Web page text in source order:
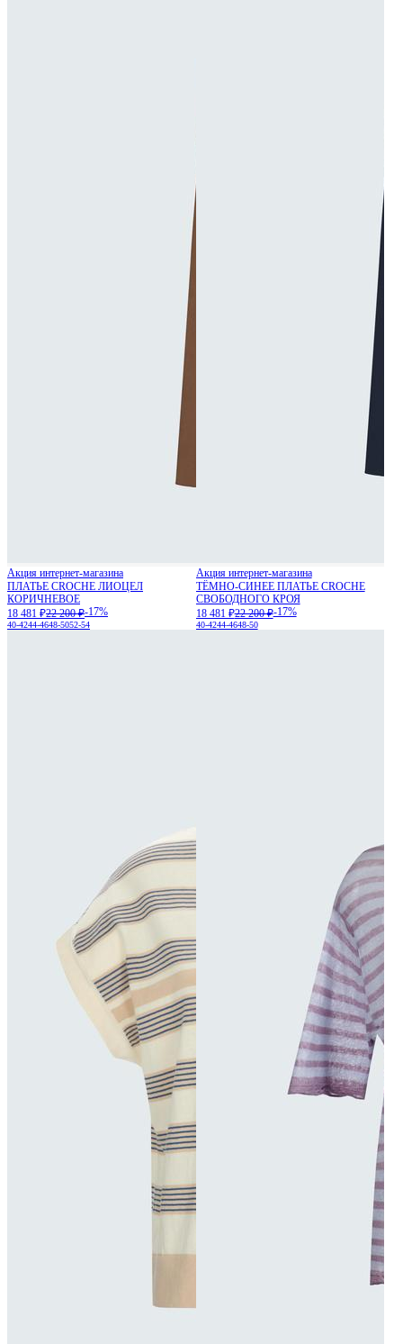
Акция интернет-магазина
ПЛАТЬЕ CROCHE ЛИОЦЕЛ
КОРИЧНЕВОЕ
18 481 ₽22 200 ₽-17%
40-4244-4648-5052-54
Акция интернет-магазина
ТЁМНО-СИНЕЕ ПЛАТЬЕ CROCHE
СВОБОДНОГО КРОЯ
18 481 ₽22 200 ₽-17%
40-4244-4648-50